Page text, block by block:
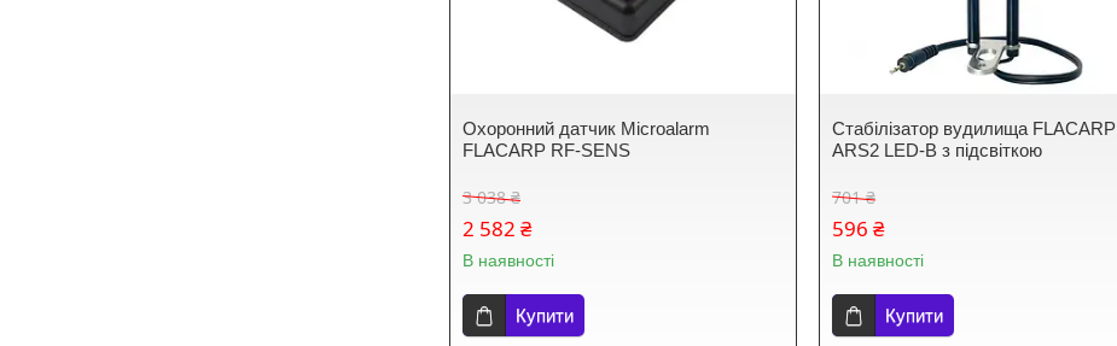
Охоронний датчик Microalarm
FLACARP RF-SENS
3 038 ₴
2 582 ₴
В наявності
Купити
Стабілізатор вудилища FLACARP
ARS2 LED-B з підсвіткою
701 ₴
596 ₴
В наявності
Купити